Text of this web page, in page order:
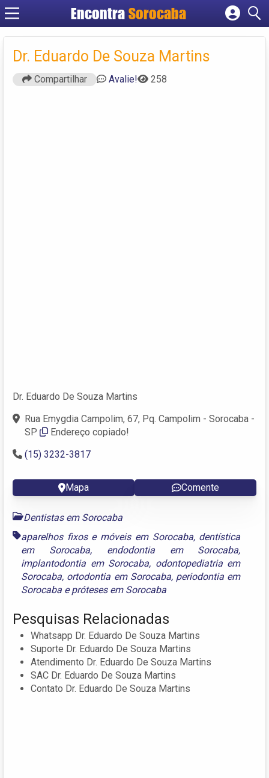
EncontraSorocaba
Cadastrar empresa
Criar conta
Dr. Eduardo De Souza Martins
Compartilhar Avalie! 258
Dr. Eduardo De Souza Martins
Rua Emygdia Campolim, 67, Pq. Campolim - Sorocaba -
SP
Endereço copiado!
(15) 3232-3817
Mapa Comente
Dentistas em Sorocaba
aparelhos fixos e móveis em Sorocaba, dentística
em Sorocaba, endodontia em Sorocaba,
implantodontia em Sorocaba, odontopediatria em
Sorocaba, ortodontia em Sorocaba, periodontia em
Sorocaba epróteses em Sorocaba
Pesquisas Relacionadas
Whatsapp Dr. Eduardo De Souza Martins
Suporte Dr. Eduardo De Souza Martins
Atendimento Dr. Eduardo De Souza Martins
SAC Dr. Eduardo De Souza Martins
Contato Dr. Eduardo De Souza Martins